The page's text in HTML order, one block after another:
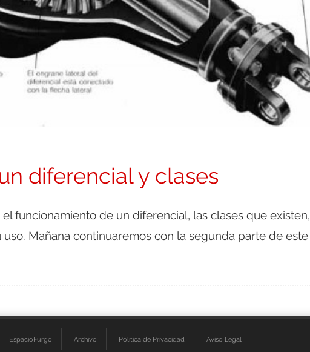
diferencial y clases
funcionamiento de un diferencial, las clases que existen,
uso. Mañana continuaremos con la segunda parte de este
EspacioFurgo Archivo Política de Privacidad Aviso Legal